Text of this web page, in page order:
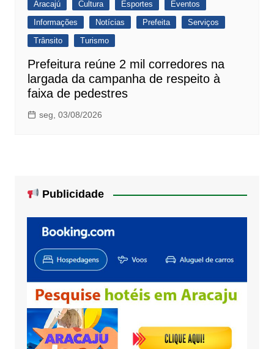
Aracajú Cultura Esportes
Eventos
Informações
Notícias Prefeita
Serviços
Trânsito
Turismo
Prefeitura reúne 2 mil corredores na
largada da campanha de respeito à
faixa de pedestres
seg, 03/08/2026
Publicidade